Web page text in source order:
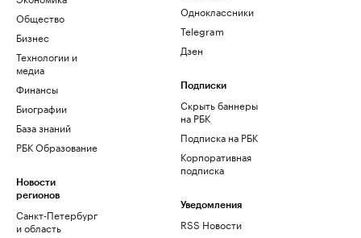
Общество
Бизнес
Технологии и
медиа
Финансы
Биографии
База знаний
РБК Образование
Новости
регионов
Санкт-Петербург
и область
Одноклассники
Telegram
Дзен
Подписки
Скрыть баннеры
на РБК
Подписка на РБК
Корпоративная
подписка
Уведомления
RSS Новости